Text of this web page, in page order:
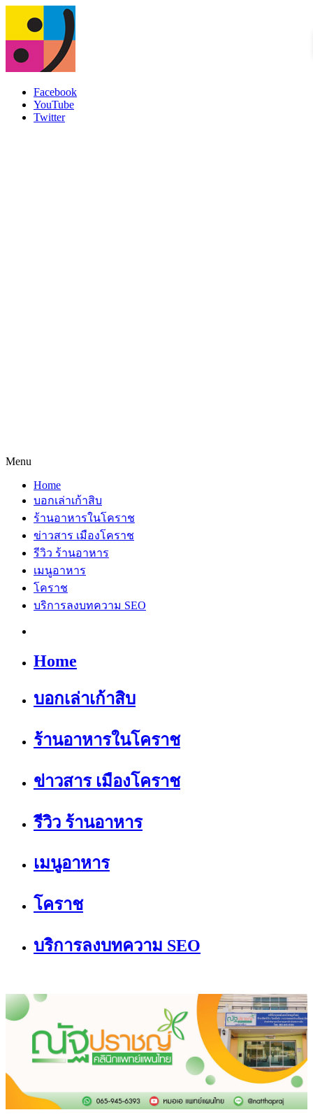
Facebook
YouTube
Twitter
Menu
Home
บอกเล่าเก้าสิบ
ร้านอาหารในโคราช
ข่าวสาร เมืองโคราช
รีวิว ร้านอาหาร
เมนูอาหาร
โคราช
บริการลงบทความ SEO
Home
บอกเล่าเก้าสิบ
ร้านอาหารในโคราช
ข่าวสาร เมืองโคราช
รีวิว ร้านอาหาร
เมนูอาหาร
โคราช
บริการลงบทความ SEO